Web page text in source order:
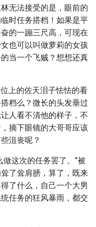
无法接受的是，眼前的
时任务搭档！如果是平
的一蹦三尺高，可现在
也可以叫做萝莉的女孩
当一个飞贼？想想还真
上的佐天泪子怯怯的看
档么？微长的头发垂过
人看不清他的样子，不
摘下眼镜的大哥哥应该
沮丧呢？
这次的任务罢了。”被
了耸肩膀，算了，既来
了什么，自己一个大男
任务的狂风暴雨，都交